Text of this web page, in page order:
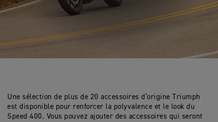
Une sélection de plus de 20 accessoires d’origine Triumph
est disponible pour renforcer la polyvalence et le look du
Speed 400. Vous pouvez ajouter des accessoires qui seront